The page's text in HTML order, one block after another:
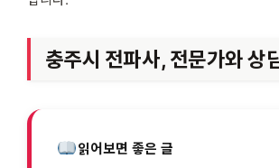
충주시 전파사, 전문가와 상
읽어보면 좋은 글